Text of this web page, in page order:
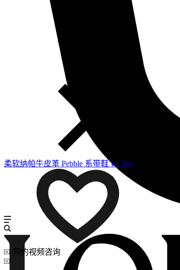
柔软纳帕牛皮革 Pebble 系带鞋¥8,700
预约视频咨询